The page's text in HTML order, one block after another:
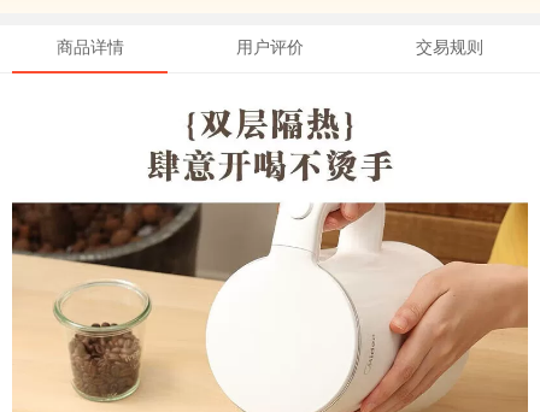
商品详情 用户评价 交易规则